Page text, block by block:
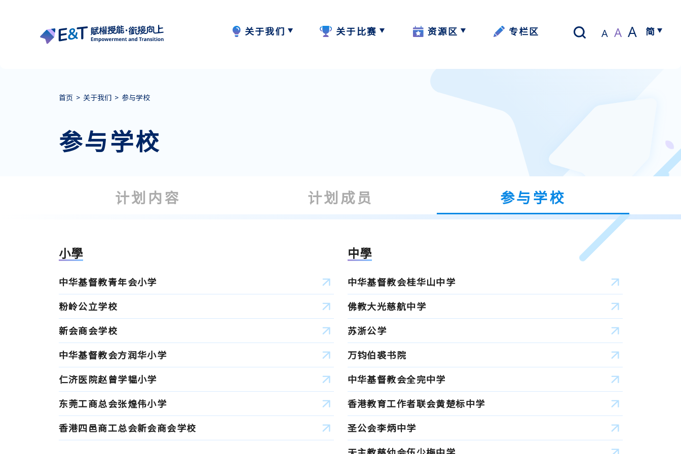
关于我们 关于比赛 资源区
W.I.S.E【以写带读】
专栏区 A A A 简
首页 > 关于我们> 参与学校
参与学校
计划内容 计划成员 参与学校
小學
中华基督教青年会小学
粉岭公立学校
新会商会学校
中华基督教会方润华小学
仁济医院赵曾学韫小学
东莞工商总会张煌伟小学
香港四邑商工总会新会商会学校
中學
中华基督教会桂华山中学
佛教大光慈航中学
苏浙公学
万钧伯裘书院
中华基督教会全完中学
香港教育工作者联会黄楚标中学
圣公会李炳中学